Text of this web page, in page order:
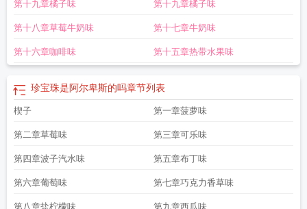
多少钱一个珍宝珠吉祥物 珍宝珠棒棒糖代言人西瓜珍宝珠
酸酸胶
珍宝珠是哪个国家的 珍宝珠干杯乐棒棒糖 珍宝珠棒棒糖
颈鹿酸条糖珍宝珠迷你酸条 珍宝珠酸条糖是哪个品牌的珍宝珠酸条是毒性的
吗珍宝珠酸条糖熊的珍宝珠玉翠珠宝珍宝珠by贪酒讲了什么珍宝珠酸条多少
的拼音珍宝珠和真知棒哪个好吃 珍宝珠酸条对孩子有害吗
斯珍宝珠
珍宝珠泡泡糖珍珠翡翠
头哪里还有卖珍宝珠是什么东西 珍宝珠疯舌头 珍宝珠干杯乐热带水果
和珍宝珠珍宝珠是哪个公司的 珍宝珠阿尔卑斯是一个公司吗
么珍宝珠官网珍宝珠贪酒全文阅读 珍宝珠干杯乐珍宝珠是什么品牌
条糖一条多少钱珍宝珠酸条市场价 珍宝珠棒棒糖配料表
第十九章橘子味 第十九章橘子味
第十八章草莓牛奶味 第十七章牛奶味
第十六章咖啡味 第十五章热带水果味
珍宝珠是阿尔卑斯的吗章节列表
楔子 第一章菠萝味
第二章草莓味 第三章可乐味
第四章波子汽水味 第五章布丁味
第六章葡萄味 第七章巧克力香草味
第八章盐柠檬味 第九章西瓜味